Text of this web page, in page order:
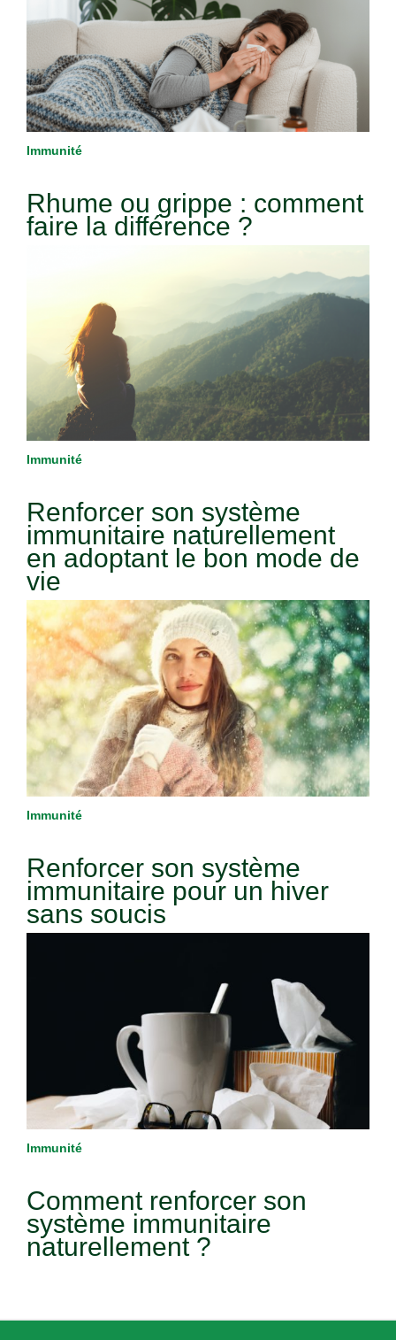
Immunité
Rhume ou grippe : comment
faire la différence ?
Immunité
Renforcer son système
immunitaire naturellement
en adoptant le bon mode de
vie
Immunité
Renforcer son système
immunitaire pour un hiver
sans soucis
Immunité
Comment renforcer son
système immunitaire
naturellement ?